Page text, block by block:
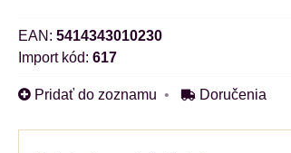
EAN: 5414343010230
Import kód: 617
Pridať do zoznamu Doručenia